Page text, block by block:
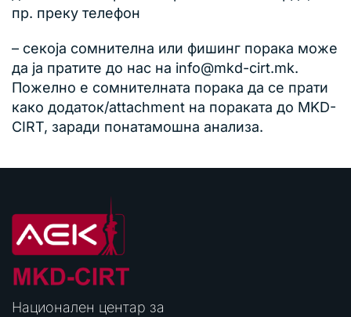
пр. преку телефон
– секоја сомнителна или фишинг порака може
да ја пратите до нас на info@mkd-cirt.mk.
Пожелно е сомнителната порака да се прати
како додаток/attachment на пораката до MKD-
CIRT, заради понатамошна анализа.
Национален центар за